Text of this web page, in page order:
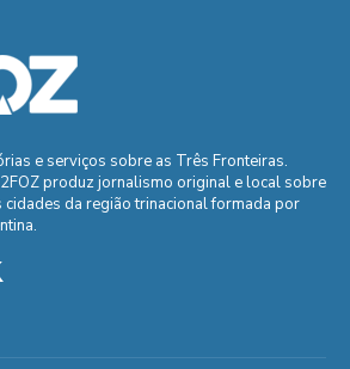
e serviços sobre as Três Fronteiras.
produz jornalismo original e local sobre
cidades da região trinacional formada por